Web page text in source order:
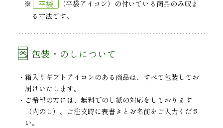
※ 平袋
（平袋アイコン）の付いている商品のみ収ま
る寸法です。
包装・のしについて
箱入りギフトアイコンのある商品は、すべて包装してお
届けいたします。
ご希望の方には、無料でのし紙の対応をしております
（内のし）。ご注文時に表書きとお名前をご入力くださ
い。